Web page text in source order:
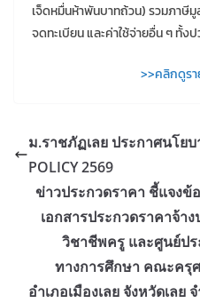
เจ็ดหมื่นห้าพันบาทถ้วน) รวมภาษี
จดทะเบียน และค่าใช้จ่ายอื่น ๆ ทั้ง
>>คลิกดูรา
ม.ราชภัฏเลย ประกาศนโย
POLICY 2569
ข่าวประกวดราคา ชี้แจงข้
เอกสารประกวดราคาจ้า
วิชาชีพครู และศูนย์ป
ทางการศึกษา คณะครุ
อำเภอเมืองเลย จังหวัดเลย